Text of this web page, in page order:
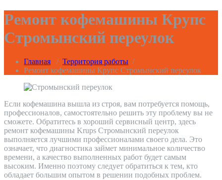
Ремонт кофемашины Крупс
Стромынский переулок
Главная / Территория работы /
Ремонт кофемашины Крупс Стромынский переулок
Если кофемашина вышла из строя, вам потребуется помощь,
профессионалов, самостоятельно решить эту проблему вы не
сможете. Обратитесь в хороший сервисный центр, здесь
ремонт кофемашины Krups Стромынский переулок
выполняется лучшими профессионалами своего дела. Это
означает, что диагностика займет минимальное количество
времени, а качество выполненных работ будет самым
высоким. Именно поэтому следует обратиться к тем, кто
обладает большим опытом в решении подобных проблем.